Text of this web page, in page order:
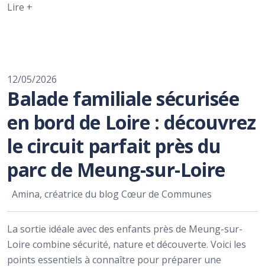
Lire +
12/05/2026
Balade familiale sécurisée
en bord de Loire : découvrez
le circuit parfait près du
parc de Meung-sur-Loire
Amina, créatrice du blog Cœur de Communes
La sortie idéale avec des enfants près de Meung-sur-
Loire combine sécurité, nature et découverte. Voici les
points essentiels à connaître pour préparer une